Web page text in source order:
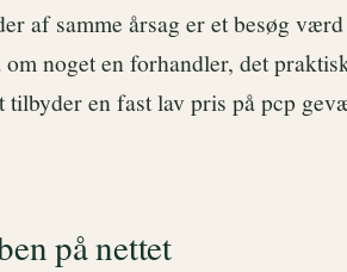
af samme årsag er et besøg
noget en forhandler, det
tilbyder en fast lav pris på pcp
på nettet